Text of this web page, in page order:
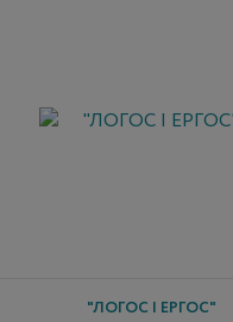
"ЛОГОС І ЕРГОС"